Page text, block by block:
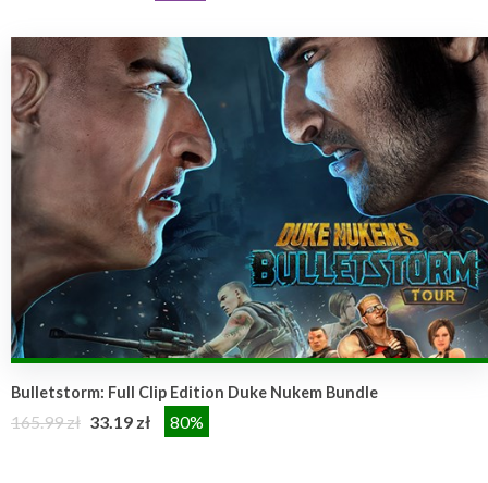
Bulletstorm: Full Clip Edition Duke Nukem Bundle
165.99 zł 33.19 zł 80%